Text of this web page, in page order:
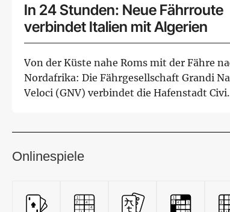
In 24 Stunden: Neue Fährroute
verbindet Italien mit Algerien
Von der Küste nahe Roms mit der Fähre
Nordafrika: Die Fährgesellschaft Grandi
Veloci (GNV) verbindet die Hafenstadt
Onlinespiele